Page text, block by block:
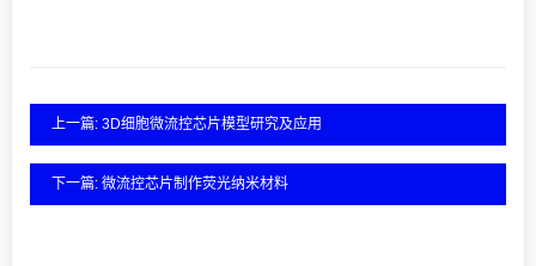
上一篇: 3D细胞微流控芯片模型研究及应用
下一篇: 微流控芯片制作荧光纳米材料